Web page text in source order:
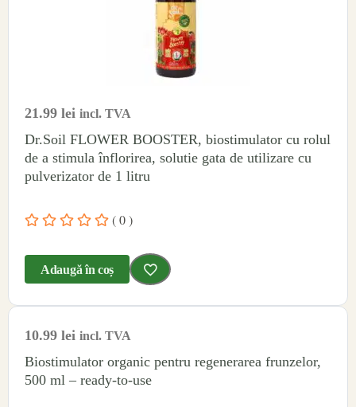
21.99 lei incl. TVA
Dr.Soil FLOWER BOOSTER, biostimulator cu rolul
de a stimula înflorirea, solutie gata de utilizare cu
pulverizator de 1 litru
( 0 )
Adaugă în coș
10.99 lei incl. TVA
Biostimulator organic pentru regenerarea frunzelor,
500 ml – ready-to-use